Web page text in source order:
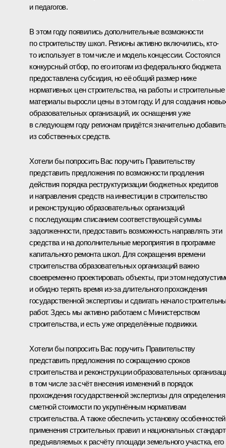
и педагогов.
В этом году появились дополнительные возможности
по строительству школ. Регионы активно включились, кто-
то использует в том числе и модель концессии. Состоялся
конкурсный отбор, по его итогам из федерального бюджета
предоставлена субсидия, но её общий размер ниже
нормативных цен строительства, на работы и строительные
материалы выросли цены в этом году. И для создания
образовательных организаций, их оснащения уже
в следующем году регионам придётся значительно
из собственных средств.
Хотели бы попросить Вас поручить Правительству
представить предложения по возможности продления
действия порядка реструктуризации бюджетных кредитов
и направления средств на инвестиции в строительство
и реконструкцию образовательных организаций
с последующим списанием соответствующей суммы
задолженности, предоставить возможность направлять эти
средства и на дополнительные мероприятия в программе
капитального ремонта школ. Для сокращения времени
строительства образовательных организаций важно
своевременно проектировать объекты, при этом
и обидно терять время из-за длительного прохождения
государственной экспертизы и сдвигать начало
работ. Здесь мы активно работаем с Министерством
строительства, и есть уже определённые подвижки.
Хотели бы попросить Вас поручить Правительству
представить предложения по сокращению сроков
строительства и реконструкции образовательных
в том числе за счёт внесения изменений в порядок
прохождения государственной экспертизы для определения
сметной стоимости по укрупнённым нормативам
строительства. А также обеспечить установку особенностей
применения строительных правил и национальных
предъявляемых к расчёту площади земельного участка, его